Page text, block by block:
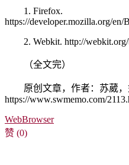
1. Firefox.
https://developer.mozilla.org/en/
2. Webkit. http://
（全文完）
原创文章，作者：苏葳
https://www.swmemo.com/
WebBrowser
赞 (0)